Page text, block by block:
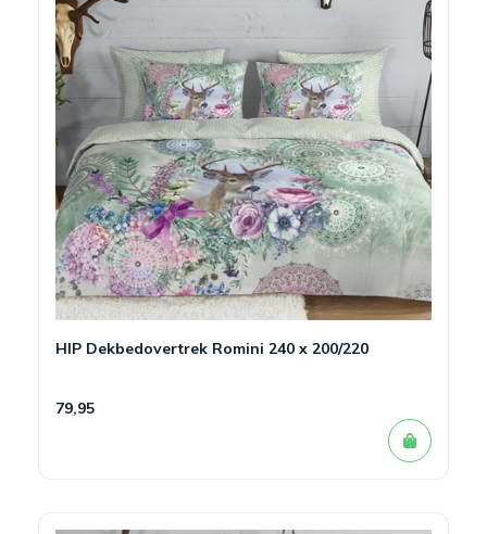
HIP Dekbedovertrek Romini 240 x 200/220
79,95